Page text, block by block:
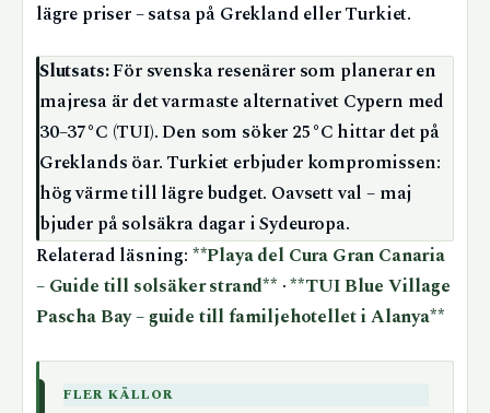
lägre priser – satsa på Grekland eller Turkiet.
Slutsats:För svenska resenärer som planerar en
majresa är det varmaste alternativet Cypern med
30–37°C (TUI). Den som söker 25°C hittar det på
Greklands öar. Turkiet erbjuder kompromissen:
hög värme till lägre budget. Oavsett val – maj
bjuder på solsäkra dagar i Sydeuropa.
Relaterad läsning: **Playa del Cura Gran Canaria
– Guide till solsäker strand** ·**TUI Blue Village
Pascha Bay – guide till familjehotellet i Alanya**
FLER KÄLLOR